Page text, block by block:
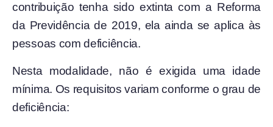
contribuição tenha sido extinta com a Reforma
da Previdência de 2019, ela ainda se aplica às
pessoas com deficiência.
Nesta modalidade, não é exigida uma idade
mínima. Os requisitos variam conforme o grau de
deficiência: